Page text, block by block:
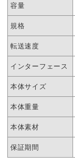
容量
規格
転送速度
インターフェース
本体サイズ
本体重量
本体素材
保証期間